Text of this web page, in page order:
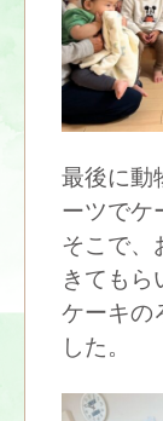
最後に動
ーツでケ
そこで、
きてもら
ケーキの
した。